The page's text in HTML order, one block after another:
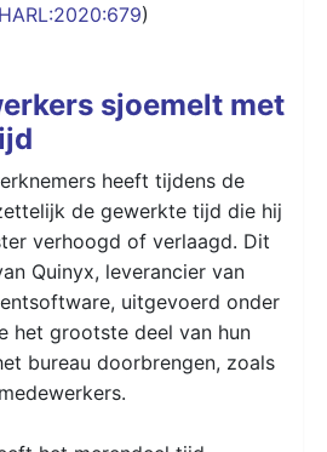
)
sjoemelt met
heeft tijdens de
de gewerkte tijd die hij
verhoogd of verlaagd. Dit
Quinyx, leverancier van
uitgevoerd onder
het grootste deel van hun
bureau doorbrengen, zoals